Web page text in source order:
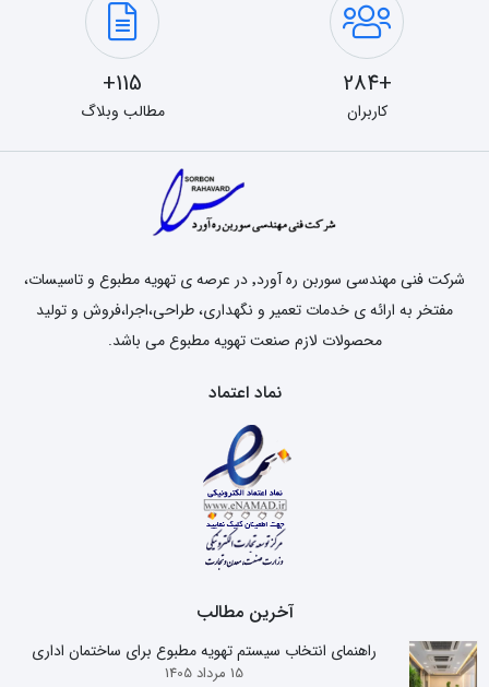
+284
کاربران
115+
مطالب وبلاگ
شرکت فنی مهندسی سوربن ره آورد٬ در عرصه ی تهویه مطبوع و تاسیسات،
مفتخر به ارائه ی خدمات تعمیر و نگهداری، طراحی،اجرا،فروش و تولید
محصولات لازم صنعت تهویه مطبوع می باشد.
نماد اعتماد
آخرین مطالب
راهنمای انتخاب سیستم تهویه مطبوع برای ساختمان اداری
15 مرداد 1405